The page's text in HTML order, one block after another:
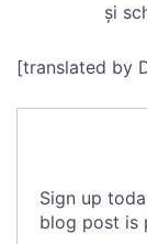
și
[translated by
Sign up
blog post is